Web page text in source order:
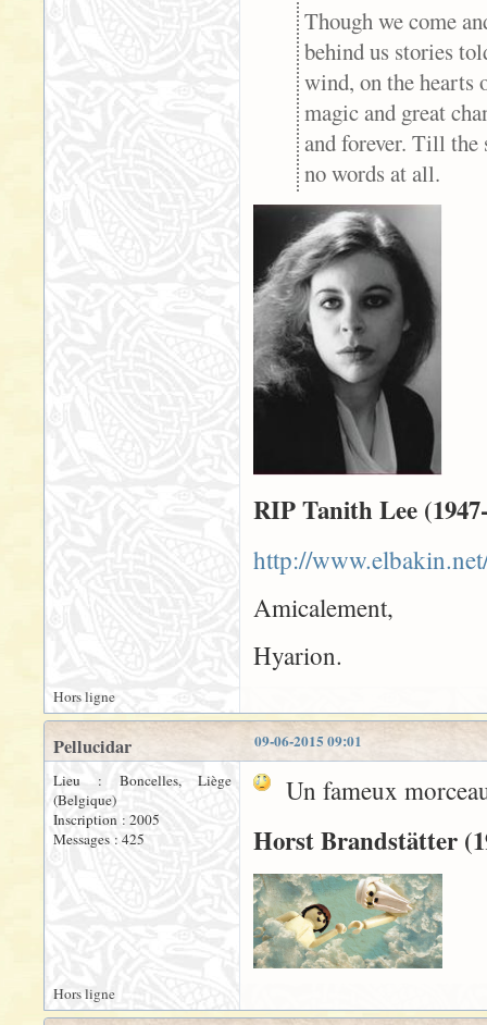
Though we come
behind us stories
wind, on the hearts
magic and great
and forever. Till the
no words at all.
RIP Tanith Lee
http://
Amicalement,
Hyarion.
Hors ligne
09-06-2015 09:01
Pellucidar
Lieu : Boncelles, Liège
(Belgique)
Inscription : 2005
Messages : 425
Un fameux
Horst Brandstätter
Hors ligne